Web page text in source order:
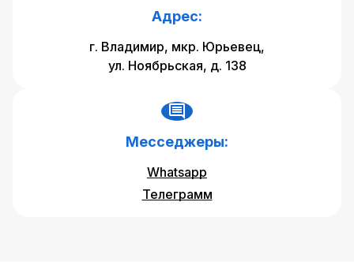
Адрес:
г. Владимир, мкр. Юрьевец,
ул. Ноябрьская, д. 138
Месседжеры:
Whatsapp
Телеграмм